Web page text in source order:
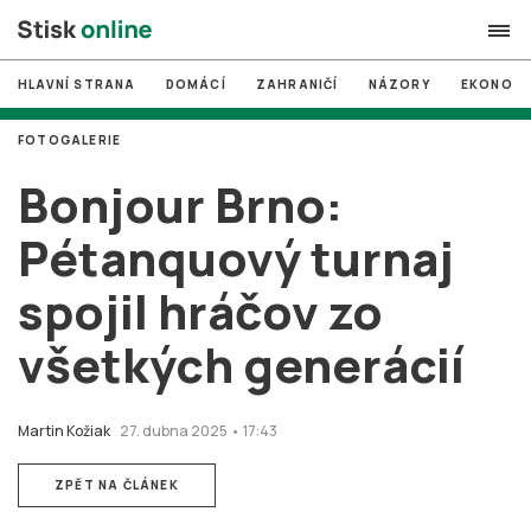
search
# MUNI
# Brno
# volby
login PŘIHLÁSIT SE
Zapomněli jste heslo?
HLAVNÍ STRANA DOMÁCÍ ZAHRANIČÍ NÁZORY
Bonjour Brno:
Pétanquový turnaj
spojil hráčov zo
všetkých generácií
Martin Kožiak 27. dubna 2025 • 17:43
FOTOGALERIE
ZPĚT NA ČLÁNEK